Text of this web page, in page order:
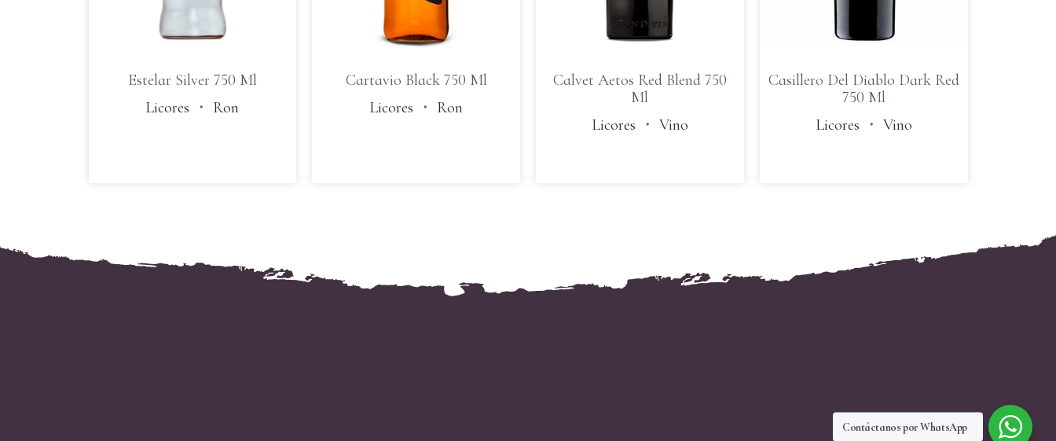
Estelar Silver 750 Ml
Licores ・ Ron
Cartavio Black 750 Ml
Licores ・ Ron
Calvet Aetos Red Blend 750
Ml
Licores ・ Vino
Casillero Del Diablo Dark Red
750 Ml
Licores ・ Vino
Contáctanos por WhatsApp